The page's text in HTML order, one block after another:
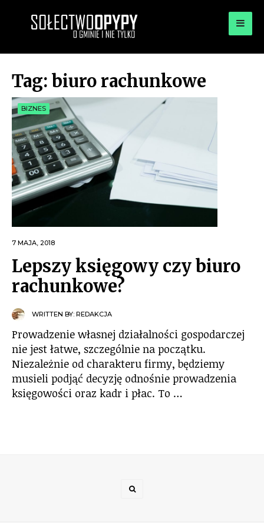
OPYPY.PL
Tag: biuro rachunkowe
BIZNES
7 MAJA, 2018
Lepszy księgowy czy biuro
rachunkowe?
WRITTEN BY: REDAKCJA
Prowadzenie własnej działalności gospodarczej
nie jest łatwe, szczególnie na początku.
Niezależnie od charakteru firmy, będziemy
musieli podjąć decyzję odnośnie prowadzenia
księgowości oraz kadr i płac. To …